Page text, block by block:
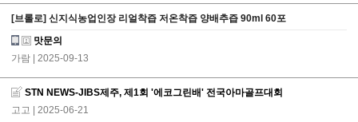
[브롤로] 신지식농업인장 리얼착즙 저온착즙 양배추즙 90ml 60포
맛문의
가람 | 2025-09-13
STN NEWS-JIBS제주, 제1회 '에코그린배' 전국아마골프대회
고고 | 2025-06-21